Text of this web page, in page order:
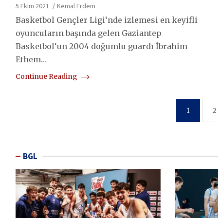
5 Ekim 2021 Kemal Erdem
Basketbol Gençler Ligi‘nde izlemesi en keyifli
oyuncuların başında gelen Gaziantep
Basketbol‘un 2004 doğumlu guardı İbrahim
Ethem…
Continue Reading
1 2
BGL